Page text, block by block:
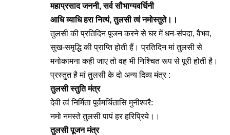
महाप्रसाद जननी, सर्व सौभाग्यवर्धिनी
आधि व्याधि हरा नित्यं, तुलसी त्वं नमोस्तुते।।
तुलसी की प्रतिदिन पूजन करने से घर में धन-संपदा, वैभव,
सुख-समृद्धि की प्राप्ति होती हैं। प्रतिदिन मां तुलसी से
मनोकामना कही जाए तो वह भी निश्चित रूप से पूरी होती है।
प्रस्तुत है मां तुलसी के दो अन्य दिव्य मंत्र :
तुलसी स्तुति मंत्र
देवी त्वं निर्मिता पूर्वमर्चितासि मुनीश्वरै:
नमो नमस्ते तुलसी पापं हर हरिप्रिये।।
तुलसी पूजन मंत्र